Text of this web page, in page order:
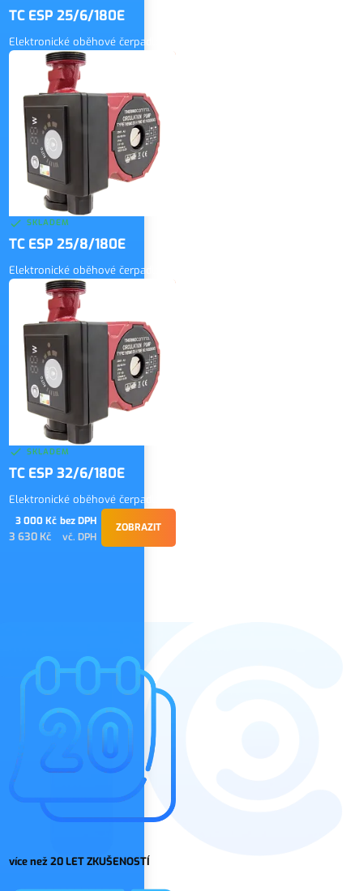
TC ESP 25/6/180E
Elektronické oběhové čerpadlo
2 600 Kč bez DPH
3 146 Kč vč. DPH
SKLADEM
TC ESP 25/8/180E
Elektronické oběhové čerpadlo
3 300 Kč bez DPH
3 993 Kč vč. DPH
SKLADEM
TC ESP 32/6/180E
Elektronické oběhové čerpadlo
3 000 Kč bez DPH
3 630 Kč vč. DPH
ZOBRAZIT
více než 20 LET ZKUŠENOSTÍ